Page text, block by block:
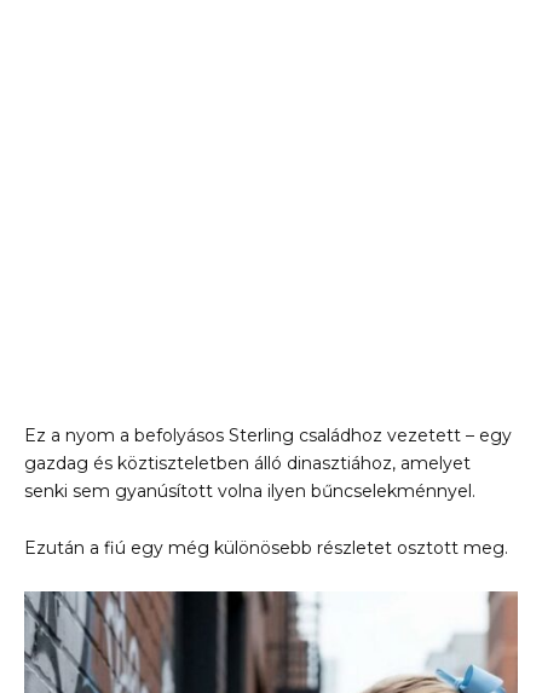
Ez a nyom a befolyásos Sterling családhoz vezetett – egy
gazdag és köztiszteletben álló dinasztiához, amelyet
senki sem gyanúsított volna ilyen bűncselekménnyel.
Ezután a fiú egy még különösebb részletet osztott meg.